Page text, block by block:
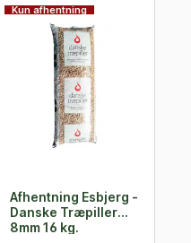
Kun afhentning
Afhentning Esbjerg -
Danske Træpiller
8mm 16 kg.